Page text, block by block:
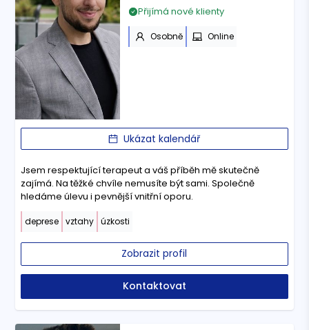
Přijímá nové klienty
Osobně Online
Ukázat kalendář
Jsem respektující terapeut a váš příběh mě skutečně
zajímá. Na těžké chvíle nemusíte být sami. Společně
hledáme úlevu i pevnější vnitřní oporu.
deprese vztahy úzkosti
Zobrazit profil
Kontaktovat